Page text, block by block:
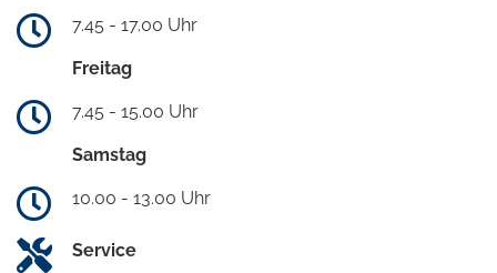
7.45 - 17.00 Uhr
Freitag
7.45 - 15.00 Uhr
Samstag
10.00 - 13.00 Uhr
Service